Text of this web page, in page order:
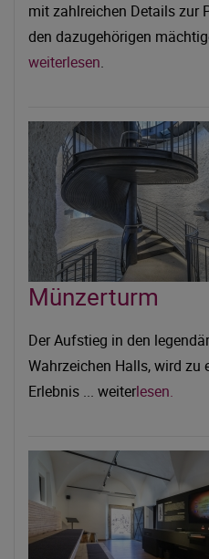
mit zahlreichen Details zur
den dazugehörigen
weiterlesen.
Münzerturm
Der Aufstieg in den
Wahrzeichen Halls, wird zu
Erlebnis ... weiterlesen.